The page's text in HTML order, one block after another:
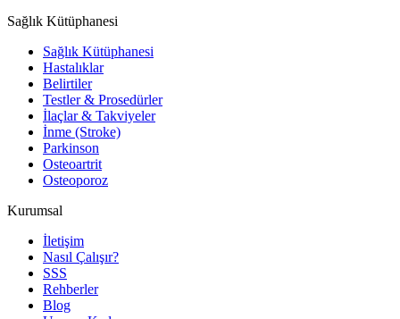
Sağlık Kütüphanesi
Sağlık Kütüphanesi
Hastalıklar
Belirtiler
Testler & Prosedürler
İlaçlar & Takviyeler
İnme (Stroke)
Parkinson
Osteoartrit
Osteoporoz
Kurumsal
İletişim
Nasıl Çalışır?
SSS
Rehberler
Blog